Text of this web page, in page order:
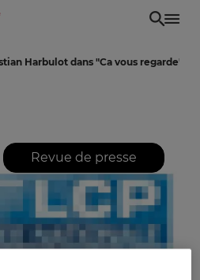
Harbulot dans "Ca vous regarde"
Revue de presse